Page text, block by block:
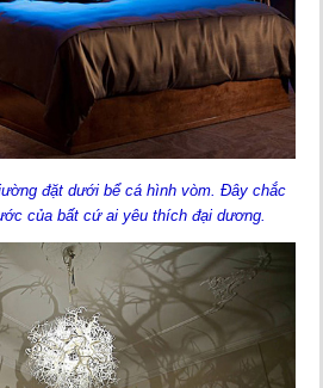
đặt dưới bể cá hình vòm. Đây chắc
của bất cứ ai yêu thích đại dương.